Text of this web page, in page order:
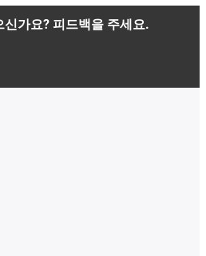
가요? 피드백을 주세요.